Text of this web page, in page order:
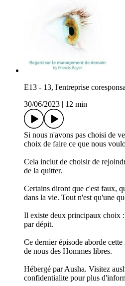
E13 - 13, l'entreprise
30/06/2023
12 min
Si nous n'avons pas choisi de
choix de faire ce que nous
Cela inclut de choisir de
de la quitter.
Certains diront que c'est faux,
dans la vie. Tout n'est qu'une
Il existe deux principaux choix
par dépit.
Ce dernier épisode aborde
de nous des Hommes libres.
Hébergé par Ausha. Visitez
confidentialite pour plus